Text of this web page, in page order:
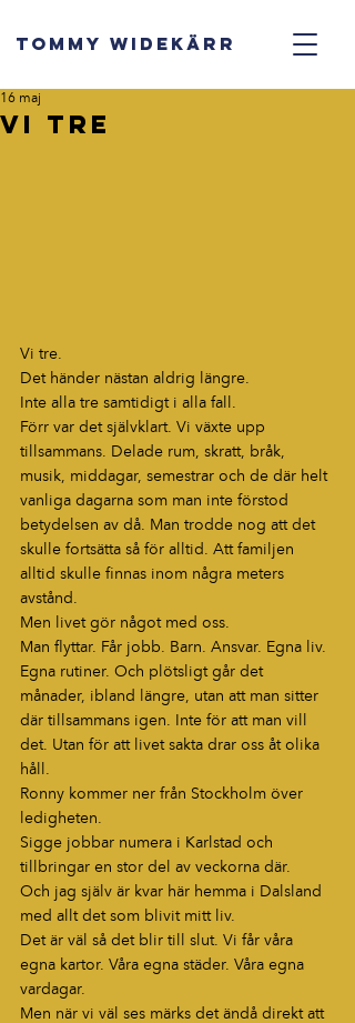
TOMMY WIDEKÄRR
Vi tre
16 maj
Vi tre.
Det händer nästan aldrig längre.
Inte alla tre samtidigt i alla fall.
Förr var det självklart. Vi växte upp
tillsammans. Delade rum, skratt, bråk,
musik, middagar, semestrar och de där helt
vanliga dagarna som man inte förstod
betydelsen av då. Man trodde nog att det
skulle fortsätta så för alltid. Att familjen
alltid skulle finnas inom några meters
avstånd.
Men livet gör något med oss.
Man flyttar. Får jobb. Barn. Ansvar. Egna liv.
Egna rutiner. Och plötsligt går det
månader, ibland längre, utan att man sitter
där tillsammans igen. Inte för att man vill
det. Utan för att livet sakta drar oss åt olika
håll.
Ronny kommer ner från Stockholm över
ledigheten.
Sigge jobbar numera i Karlstad och
tillbringar en stor del av veckorna där.
Och jag själv är kvar här hemma i Dalsland
med allt det som blivit mitt liv.
Det är väl så det blir till slut. Vi får våra
egna kartor. Våra egna städer. Våra egna
vardagar.
Men när vi väl ses märks det ändå direkt att